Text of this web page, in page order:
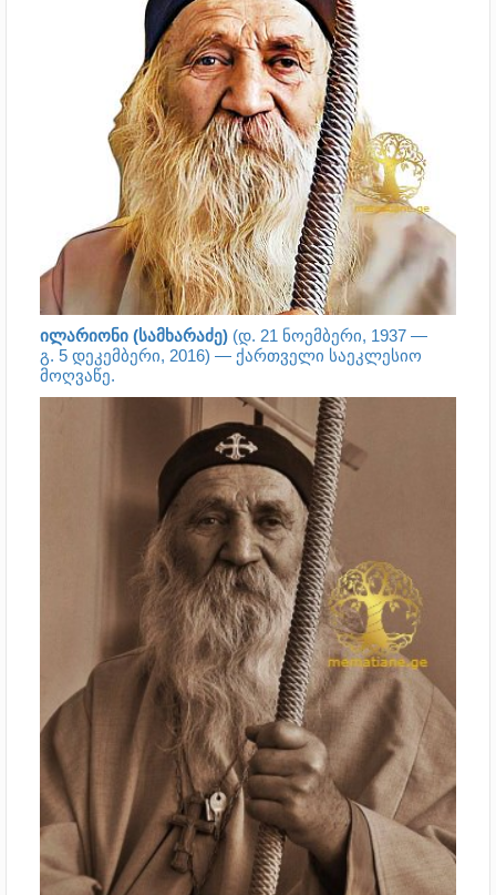
ილარიონი (სამხარაძე) (დ. 21 ნოემბერი, 1937 —
გ. 5 დეკემბერი, 2016) — ქართველი საეკლესიო
მოღვაწე.